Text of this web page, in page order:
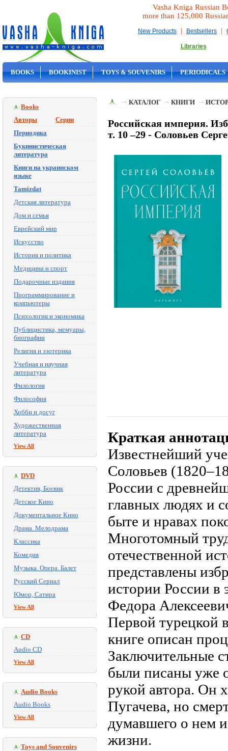
Vasha Kniga Russian
more than 125,000
New Products | Bestsellers |
Libraries
BOOKS BOOKINIST TOYS & SOUVENIRS PERIODICALS
Books
Авторы
Серии
Периодика
Букинистическая
литература
Книги на украинском
языке
Tamizdat
Детская литература
Дом и семья
Еврейский мир
Искусство
История и политика
Медицина и спорт
Подарочные издания
Программирование и
компьютеры
Психология и экономика
Публицистика, мемуары,
биографии
Религия и эзотерика
Учебная и научная
литература
Филология
Философия
Хобби и досуг
Художественная
литература
View All
DVD
Детектив, Боевик
Детское Кино
Документальное Кино
Драма. Мелодрама
Классика
Комедия
Музыка. Опера. Балет
Русский Сериал
Юмор, Сатира
View All
CD
Audio CD
View All
Audio Books
Audio Books
View All
Toys and Souvenirs
КАТАЛОГ КНИГИ
Российская империя.
т. 10 –29 - Соловьев
Краткая
Известнейший
Соловьев
России с
главных людях и
быте и нравах
Многотомный
отечественной
представлены
истории России в
Федора
Первой турецкой
книге описан
Заключительные
были писаны уже
рукой автора. Он
Пугачева, но
думавшего о нем
жизни.